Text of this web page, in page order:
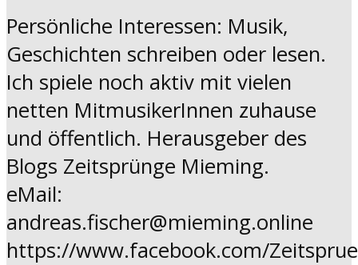
Persönliche Interessen: Musik,
Geschichten schreiben oder lesen.
Ich spiele noch aktiv mit vielen
netten MitmusikerInnen zuhause
und öffentlich. Herausgeber des
Blogs Zeitsprünge Mieming.
eMail:
andreas.fischer@mieming.online
https://www.facebook.com/